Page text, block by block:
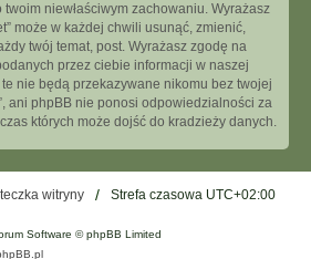
niewłaściwym zachowaniu. Wyrażasz
może w każdej chwili usunąć, zmienić,
twój temat, post. Wyrażasz zgodę na
przez ciebie informacji w naszej
nie będą przekazywane nikomu bez twojej
ani phpBB nie ponosi odpowiedzialności za
których może dojść do kradzieży danych.
witryny Strefa czasowa UTC+02:00
Software © phpBB Limited